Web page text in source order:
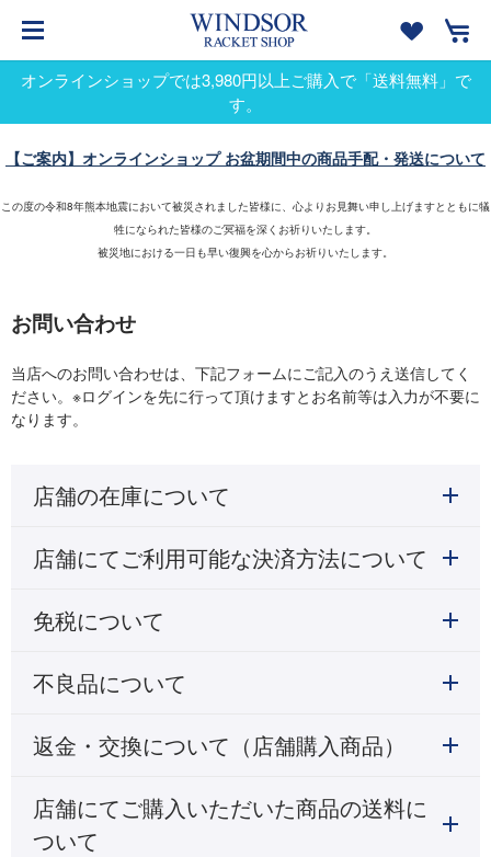
オンラインショップでは3,980円以上ご購入で「送料無料」で
す。
【ご案内】オンラインショップ お盆期間中の商品手配・発送について
この度の令和8年熊本地震において被災されました皆様に、心よりお見舞い申し上げますとともに犠
牲になられた皆様のご冥福を深くお祈りいたします。
被災地における一日も早い復興を心からお祈りいたします。
お問い合わせ
当店へのお問い合わせは、下記フォームにご記入のうえ送信してく
ださい。※ログインを先に行って頂けますとお名前等は入力が不要に
なります。
店舗の在庫について
店舗にてご利用可能な決済方法について
免税について
不良品について
返金・交換について（店舗購入商品）
店舗にてご購入いただいた商品の送料に
ついて